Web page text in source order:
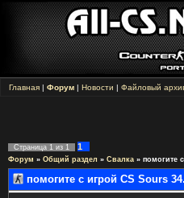
Главная | Форум | Новости | Файловый
Страница 1 из 1 1
Форум » Общий раздел » Свалка » помогите
помогите с игрой CS Sours